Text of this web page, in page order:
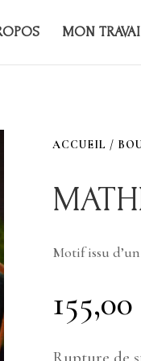
MON
ACCUEIL /
Motif issu
155,00